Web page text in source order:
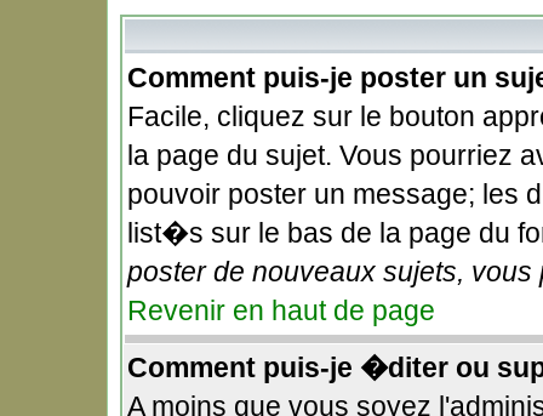
Comment puis-je poster un
Facile, cliquez sur le bouton
la page du sujet. Vous pourriez
pouvoir poster un message; les
list�s sur le bas de la page du
poster de nouveaux sujets, vous
Revenir en haut de page
Comment puis-je �diter ou
A moins que vous soyez